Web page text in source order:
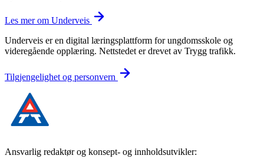
Les mer om Underveis
Underveis er en digital læringsplattform for ungdomsskole og
videregående opplæring. Nettstedet er drevet av Trygg trafikk.
Tilgjengelighet og personvern
Ansvarlig redaktør og konsept- og innholdsutvikler: